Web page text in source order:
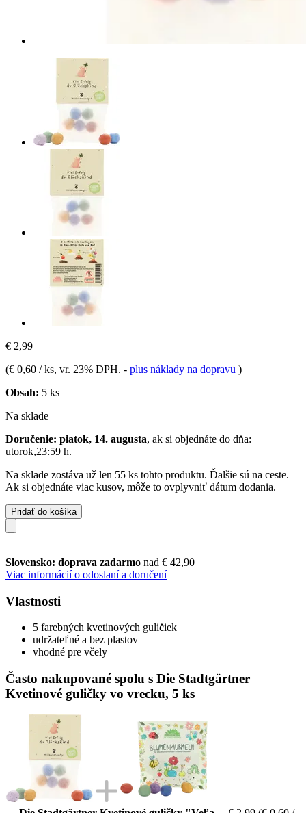
€ 2,99
(€ 0,60 / ks, vr. 23% DPH. - plus náklady na dopravu )
Obsah: 5 ks
Na sklade
Doručenie: piatok, 14. augusta, ak si objednáte do dňa:
utorok,23:59 h.
Na sklade zostáva už len 55 ks tohto produktu. Ďalšie sú na ceste.
Ak si objednáte viac kusov, môže to ovplyvniť dátum dodania.
Pridať do košíka
Slovensko: doprava zadarmo nad € 42,90
Viac informácií o odoslaní a doručení
Vlastnosti
5 farebných kvetinových guličiek
udržateľné a bez plastov
vhodné pre včely
Často nakupované spolu s Die Stadtgärtner
Kvetinové guličky vo vrecku, 5 ks